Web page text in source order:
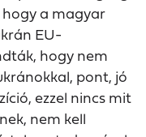
hogy a magyar
EU-
hogy nem
pont, jó
ezzel nincs mit
nem kell